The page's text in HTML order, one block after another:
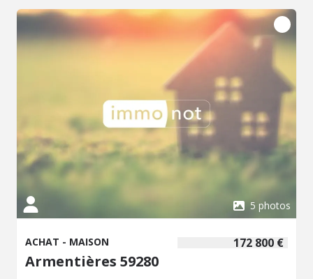
informations sur les risques auxquels ce bien est exposé
sont disponibles sur le site Géorisques :
www.géorisques.gouv.fr. Contacter Gaelle BOUQUET 06
86 81 79 57 pour plus de renseignements et les visites. La
SAS "BELLE NOTAIRES" Notaires à BAILLEUL (Nord),
5 photos
172 800 €
ACHAT - MAISON
Armentières 59280